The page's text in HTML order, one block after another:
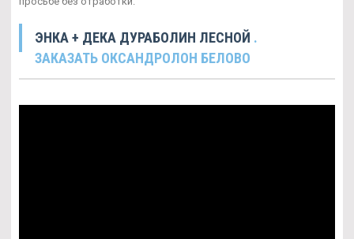
ЭНКА + ДЕКА ДУРАБОЛИН ЛЕСНОЙ .
ЗАКАЗАТЬ ОКСАНДРОЛОН БЕЛОВО